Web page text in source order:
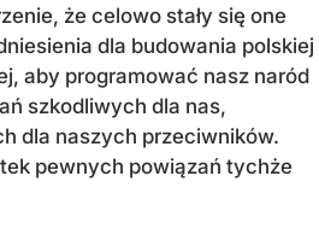
że celowo stały się one
dla budowania polskiej
aby programować nasz naród
szkodliwych dla nas,
dla naszych przeciwników.
pewnych powiązań tychże